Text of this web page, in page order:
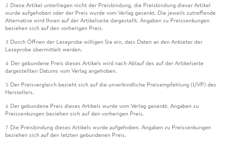
2 Diese Artikel unterliegen nicht der Preisbindung, die Preisbindung dieser Artikel
wurde aufgehoben oder der Preis wurde vom Verlag gesenkt. Die jeweils zutreffende
Alternative wird Ihnen auf der Artikelseite dargestellt. Angaben zu Preissenkungen
beziehen sich auf den vorherigen Preis.
3 Durch Öffnen der Leseprobe willigen Sie ein, dass Daten an den Anbieter der
Leseprobe übermittelt werden.
4 Der gebundene Preis dieses Artikels wird nach Ablauf des auf der Artikelseite
dargestellten Datums vom Verlag angehoben.
5 Der Preisvergleich bezieht sich auf die unverbindliche Preisempfehlung (UVP) des
Herstellers.
6 Der gebundene Preis dieses Artikels wurde vom Verlag gesenkt. Angaben zu
Preissenkungen beziehen sich auf den vorherigen Preis.
7 Die Preisbindung dieses Artikels wurde aufgehoben. Angaben zu Preissenkungen
beziehen sich auf den letzten gebundenen Preis.